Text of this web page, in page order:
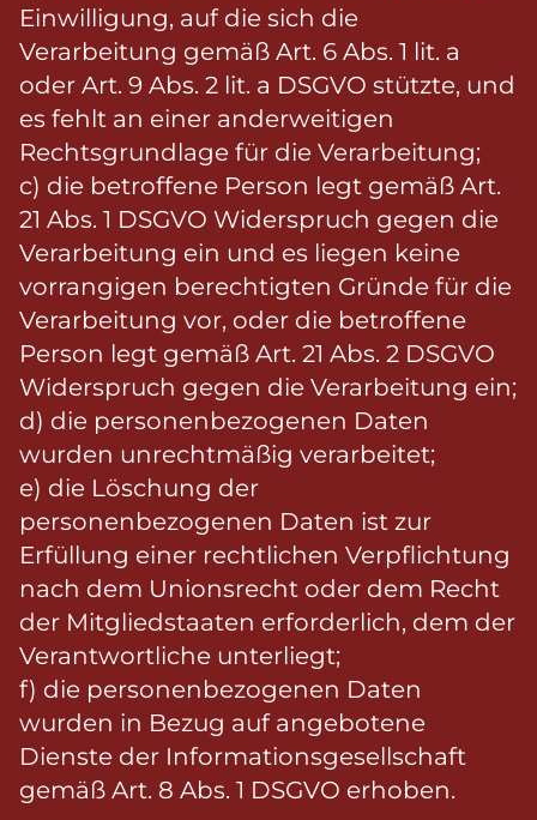
Einwilligung, auf die sich die
Verarbeitung gemäß Art. 6 Abs. 1 lit. a
oder Art. 9 Abs. 2 lit. a DSGVO stützte, und
es fehlt an einer anderweitigen
Rechtsgrundlage für die Verarbeitung;
c) die betroffene Person legt gemäß Art.
21 Abs. 1 DSGVO Widerspruch gegen die
Verarbeitung ein und es liegen keine
vorrangigen berechtigten Gründe für die
Verarbeitung vor, oder die betroffene
Person legt gemäß Art. 21 Abs. 2 DSGVO
Widerspruch gegen die Verarbeitung ein;
d) die personenbezogenen Daten
wurden unrechtmäßig verarbeitet;
e) die Löschung der
personenbezogenen Daten ist zur
Erfüllung einer rechtlichen Verpflichtung
nach dem Unionsrecht oder dem Recht
der Mitgliedstaaten erforderlich, dem der
Verantwortliche unterliegt;
f) die personenbezogenen Daten
wurden in Bezug auf angebotene
Dienste der Informationsgesellschaft
gemäß Art. 8 Abs. 1 DSGVO erhoben.